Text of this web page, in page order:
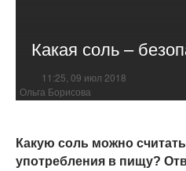
Какая соль –
11:25, 09 июл 2018
Ольга Борисова
Какую соль можно
употребления в пищу?